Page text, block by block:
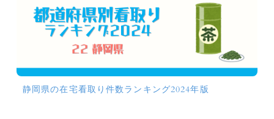
静岡県の在宅看取り件数ランキング2024年版